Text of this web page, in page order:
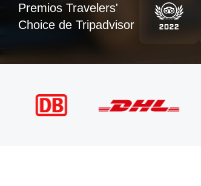
Premios Travelers'
Choice de Tripadvisor